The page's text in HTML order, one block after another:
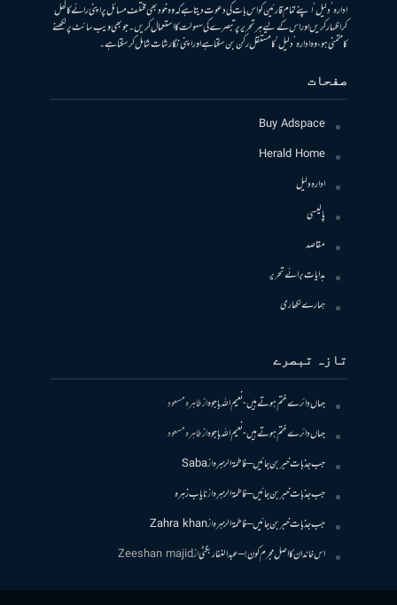
ادارہ ’دلیل‘ اپنے تمام قارئین کو اس بات کی دعوت دیتا ہے کہ وہ خود بھی مختلف مسائل پر اپنی رائے کا کھل
کر اظہار کریں اور اس کے لیے ہر تحریر پر تبصرے کی سہولت کا استعمال کریں۔ جو بھی ویب سائٹ پر لکھنے
کا متمنی ہو، وہ ادارہ ’دلیل‘ کا مستقل رکن بن سکتا ہے اور اپنی نگارشات شامل کرسکتا ہے۔
صفحات
Buy Adspace
Herald Home
ادارہ دلیل
پالیسی
مقاصد
ہدایات برائے تحریر
ہمارے لکھاری
تازہ تبصرے
جہاں دائرے ختم ہوتے ہیں- نعیم اللہ باجوہازطاہرہ مسعود
جہاں دائرے ختم ہوتے ہیں- نعیم اللہ باجوہازطاہرہ مسعود
جب جذبات خبر بن جائیں – فاطمۃالزہرہازSaba
جب جذبات خبر بن جائیں – فاطمۃالزہرہازنایاب زہرہ
جب جذبات خبر بن جائیں – فاطمۃالزہرہازZahra khan
اس خاندان کا اصل مجرم کون! – عبدالغفار بگٹیازZeeshan majid